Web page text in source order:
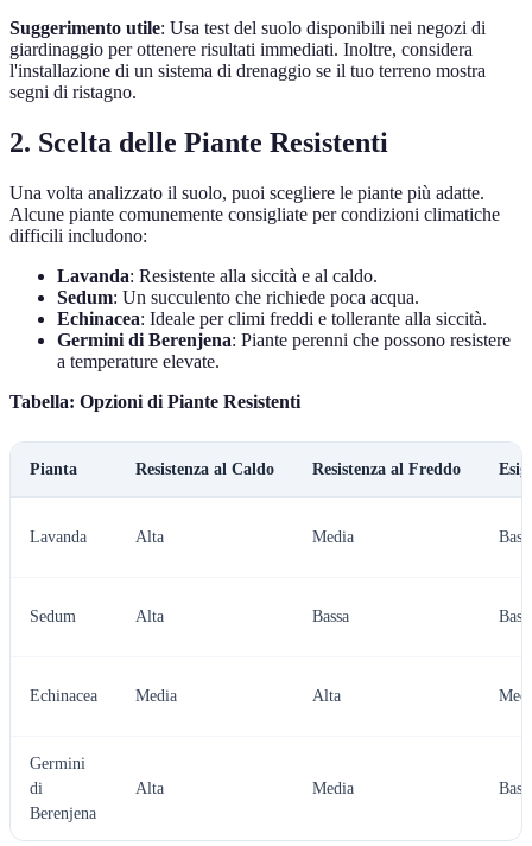
Suggerimento utile: Usa test del suolo disponibili nei negozi di
giardinaggio per ottenere risultati immediati. Inoltre, considera
l'installazione di un sistema di drenaggio se il tuo terreno mostra
segni di ristagno.
2. Scelta delle Piante Resistenti
Una volta analizzato il suolo, puoi scegliere le piante più adatte.
Alcune piante comunemente consigliate per condizioni climatiche
difficili includono:
Lavanda: Resistente alla siccità e al caldo.
Sedum: Un succulento che richiede poca acqua.
Echinacea: Ideale per climi freddi e tollerante alla siccità.
Germini di Berenjena: Piante perenni che possono resistere
a temperature elevate.
Tabella: Opzioni di Piante Resistenti
Pianta Resistenza al Caldo Resistenza al Freddo
Lavanda Alta Media
Sedum Alta Bassa
Echinacea Media Alta
Germini
di
Berenjena
Alta Media